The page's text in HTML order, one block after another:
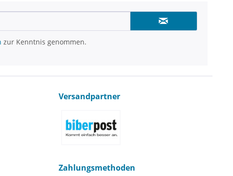
zur Kenntnis genommen.
Versandpartner
Zahlungsmethoden